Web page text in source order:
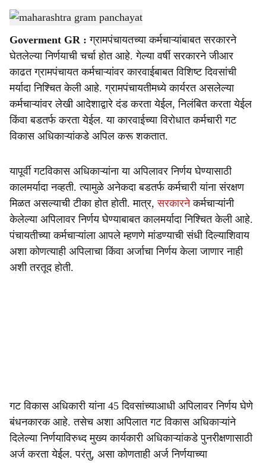
a
r
e
maharashtra gram panchayat- sarkarnama
Goverment GR : ग्रामपंचायतच्या कर्मचाऱ्यांबाबत सरकारने
घेतलेल्या निर्णयाची चर्चा होत आहे. गेल्या वर्षी सरकारने जीआर
काढत ग्रामपंचायत कर्मचाऱ्यांवर कारवाईबाबत विशिष्ट दिवसांची
मर्यादा निश्चित केली आहे. ग्रामपंचायतीमध्ये कार्यरत असलेल्या
कर्मचाऱ्यांवर लेखी आदेशाद्वारे दंड करता येईल, निलंबित करता येईल
किंवा बडतर्फ करता येईल. या कारवाईच्या विरोधात कर्मचारी गट
विकास अधिकाऱ्यांकडे अपिल करू शकतात.
यापूर्वी गटविकास अधिकाऱ्यांना या अपिलावर निर्णय घेण्यासाठी
कालमर्यादा नव्हती. त्यामुळे अनेकदा बडतर्फ कर्मचारी यांना संरक्षण
मिळत असल्याची टीका होत होती. मात्र,सरकारनेकर्मचाऱ्यांनी
केलेल्या अपिलावर निर्णय घेण्याबाबत कालमर्यादा निश्चित केली आहे.
पंचायतीच्या कर्मचाऱ्यांला आपले म्हणणे मांडण्याची संधी दिल्याशिवाय
अशा कोणत्याही अपिलाचा किंवा अर्जाचा निर्णय केला जाणार नाही
अशी तरतूद होती.
गट विकास अधिकारी यांना 45 दिवसांच्याआधी अपिलावर निर्णय घेणे
बंधनकारक आहे. तसेच अशा अपिलात गट विकास अधिकाऱ्यांने
दिलेल्या निर्णयाविरुध्द मुख्य कार्यकारी अधिकाऱ्यांकडे पुनरीक्षणासाठी
अर्ज करता येईल. परंतु, असा कोणताही अर्ज निर्णयाच्या